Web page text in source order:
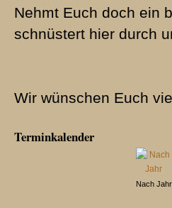
Nehmt Euch doch ein
schnüstert hier durch
Wir wünschen Euch
Terminkalender
Nach Jahr